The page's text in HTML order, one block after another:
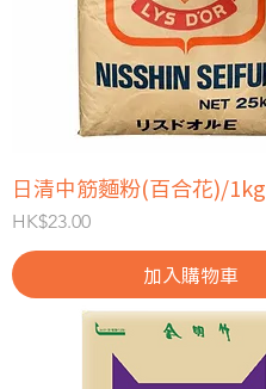
日清中筋麵粉(百合花)/1kg
價格
HK$23.00
加入購物車